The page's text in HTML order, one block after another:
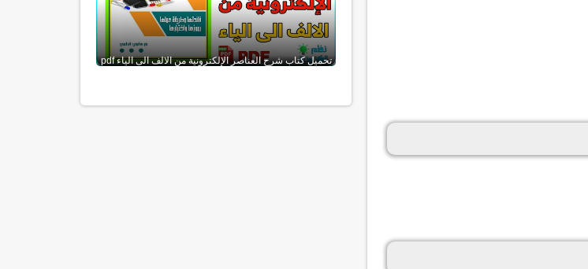
تحميل كتاب شرح العناصر الإلكترونية من الالف الى الياء pdf